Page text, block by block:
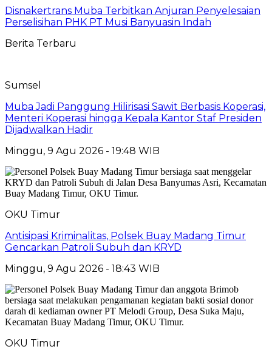
Disnakertrans Muba Terbitkan Anjuran Penyelesaian
Perselisihan PHK PT Musi Banyuasin Indah
Berita Terbaru
Sumsel
Muba Jadi Panggung Hilirisasi Sawit Berbasis Koperasi,
Menteri Koperasi hingga Kepala Kantor Staf Presiden
Dijadwalkan Hadir
Minggu, 9 Agu 2026 - 19:48 WIB
OKU Timur
Antisipasi Kriminalitas, Polsek Buay Madang Timur
Gencarkan Patroli Subuh dan KRYD
Minggu, 9 Agu 2026 - 18:43 WIB
OKU Timur